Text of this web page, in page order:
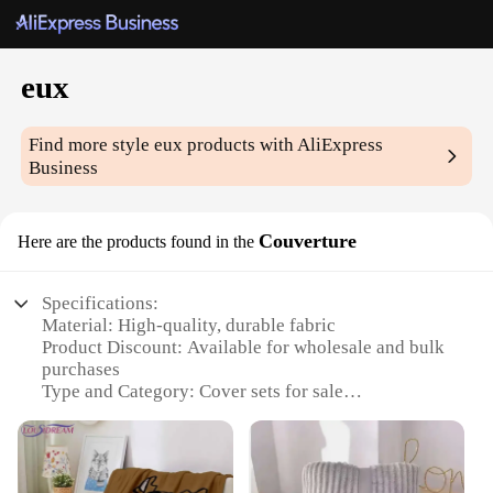
eux
Find more styleeux products with AliExpress
Business
Here are the products found in the Couverture
Specifications:
Material: High-quality, durable fabric
Product Discount: Available for wholesale and bulk
purchases
Type and Category: Cover sets for sale
complement any decor
Usage and Purpose: Ideal for home and commercial
use